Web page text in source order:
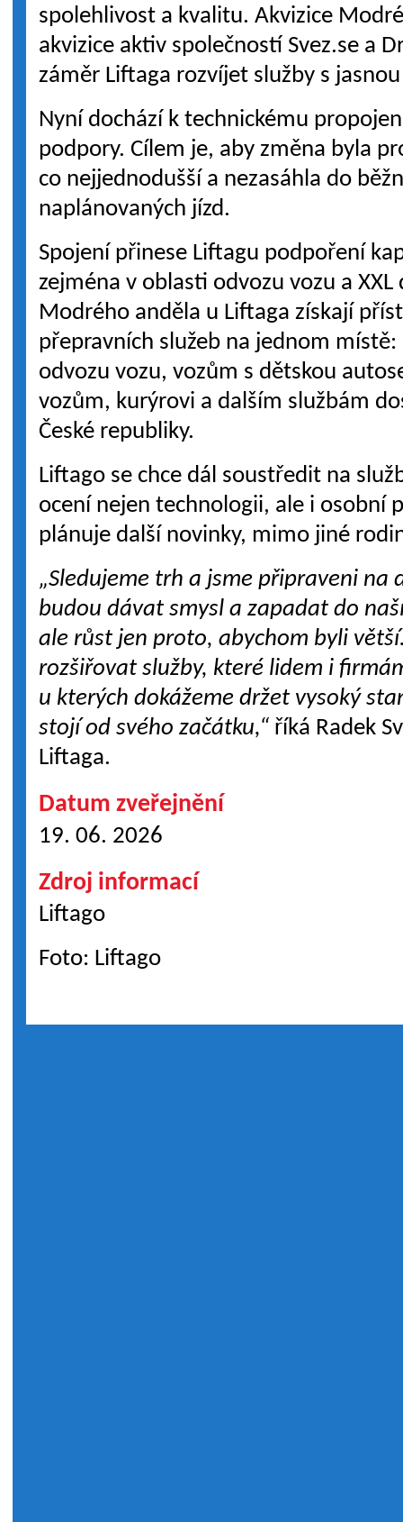
spolehlivost a kvalitu. Akvizice
akvizice aktiv společností Svez.se a
záměr Liftaga rozvíjet služby s
Nyní dochází k technickému
podpory. Cílem je, aby změna byla
co nejjednodušší a nezasáhla do
naplánovaných jízd.
Spojení přinese Liftagu podpoření
zejména v oblasti odvozu vozu a XXL
Modrého anděla u Liftaga získají
přepravních služeb na jednom
odvozu vozu, vozům s dětskou
vozům, kurýrovi a dalším službám
České republiky.
Liftago se chce dál soustředit na
ocení nejen technologii, ale i osobní
plánuje další novinky, mimo jiné
„Sledujeme trh a jsme připraveni na
budou dávat smysl a zapadat do
ale růst jen proto, abychom byli
rozšiřovat služby, které lidem i
u kterých dokážeme držet vysoký
stojí od svého začátku,“ říká Radek
Liftaga.
Datum zveřejnění
19. 06. 2026
Zdroj informací
Liftago
Foto: Liftago